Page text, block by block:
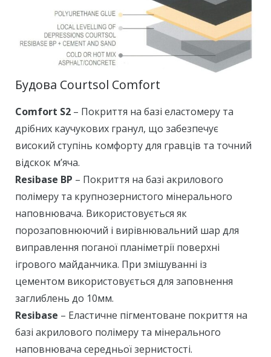
Будова Courtsol Comfort
Comfort S2 – Покриття на базі еластомеру та
дрібних каучукових гранул, що забезпечує
високий ступінь комфорту для гравців та точний
відскок м’яча.
Resibase BP – Покриття на базі акрилового
полімеру та крупнозернистого мінерального
наповнювача. Використовується як
порозаповнюючий і вирівнювальний шар для
виправлення поганої планіметрії поверхні
ігрового майданчика. При змішуванні із
цементом використовується для заповнення
заглиблень до 10мм.
Resibase – Еластичне пігментоване покриття на
базі акрилового полімеру та мінерального
наповнювача середньої зернистості.